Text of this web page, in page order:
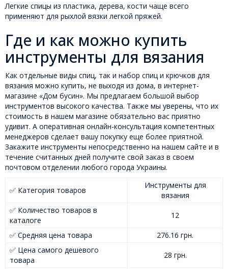
Легкие спицы из пластика, дерева, кости чаще всего
применяют для рыхлой вязки легкой пряжей.
Где и как можно купить
инструменты для вязания
Как отдельные виды спиц, так и набор спиц и крючков для
вязания можно купить, не выходя из дома, в интернет-
магазине «Дом бусин». Мы предлагаем большой выбор
инструментов высокого качества. Также мы уверены, что их
стоимость в нашем магазине обязательно вас приятно
удивит. А оперативная онлайн-консультация компетентных
менеджеров сделает вашу покупку еще более приятной.
Закажите инструменты непосредственно на нашем сайте и в
течение считанных дней получите свой заказ в своем
почтовом отделении любого города Украины.
✅ Категория товаров
Инструменты для
вязания
✅ Количество товаров в
каталоге
12
✅ Средняя цена товара
276.16 грн.
✅ Цена самого дешевого
товара
28 грн.